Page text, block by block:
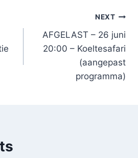
NEXT
AFGELAST – 26 juni
20:00 – Koeltesafari
(aangepast
programma)